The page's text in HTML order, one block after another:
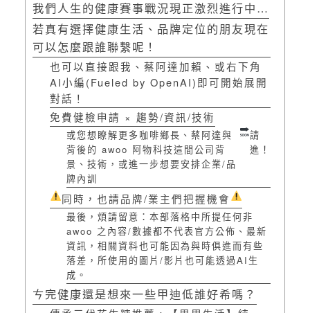
我們人生的健康賽事戰況現正激烈進行中…
若真有選擇健康生活、品牌定位的朋友現在
可以怎麼跟誰聯繫呢！
也可以直接跟我、蔡阿達加賴、或右下角
AI小編(Fueled by OpenAI)即可開始展開
對話！
免費健檢申請 × 趨勢/資訊/技術
或您想瞭解更多咖啡鄉長、蔡阿達與
背後的 awoo 阿物科技這間公司背
景、技術，或進一步想要安排企業/品
牌內訓
請
進！
同時，也請品牌/業主們把握機會
最後，煩請留意：本部落格中所提任何非
awoo 之內容/數據都不代表官方公佈、最新
資訊，相關資料也可能因為與時俱進而有些
落差，所使用的圖片/影片也可能透過AI生
成。
ㄘ完健康還是想來一些甲迪低誰好希嗎？